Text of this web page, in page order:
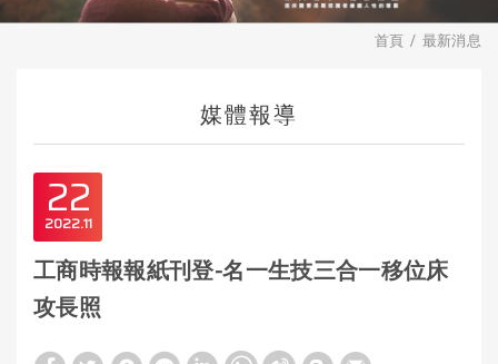
首頁 最新消息
媒體報導
2211
2022
工商時報報紙刊登-名一生技三合一移位床
攻長照